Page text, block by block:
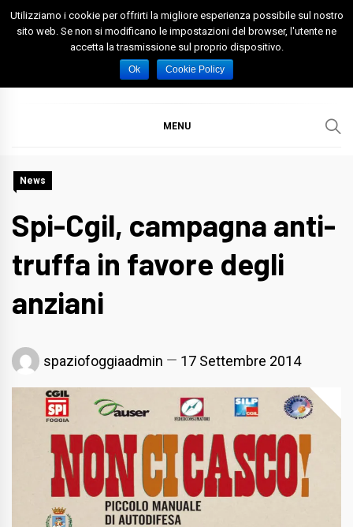
Skip
Spazio Foggia
Foggia News Calcio Eventi e Attività nella Capitanata
MENU
News
Spi-Cgil, campagna anti-
truffa in favore degli
anziani
spaziofoggiaadmin 17 Settembre 2014
Utilizziamo i cookie per offrirti la migliore esperienza possibile sul nostro
sito web. Se non si modificano le impostazioni del browser, l'utente ne
accetta la trasmissione sul proprio dispositivo.
Ok Cookie Policy